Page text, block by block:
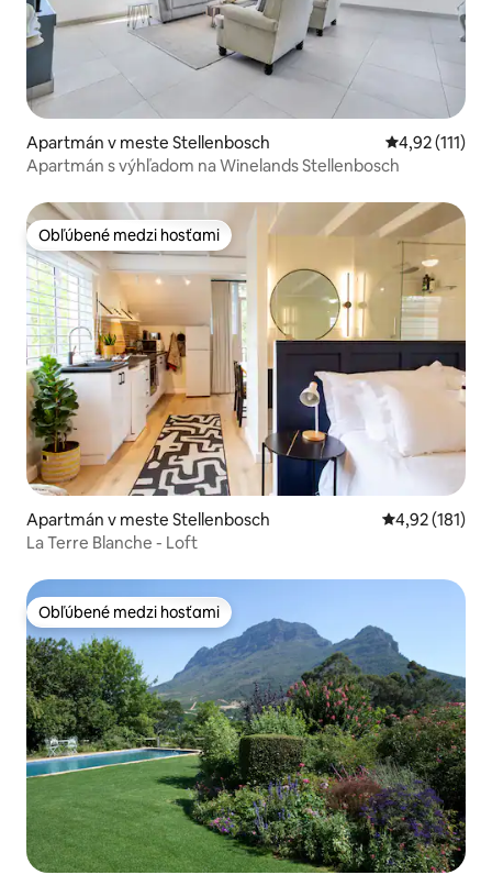
Apartmán v meste Stellenbosch Priemerné
4,92 (111)
Apartmán s výhľadom na Winelands Stellenbosch
Obľúbené medzi hosťami
Obľúbené medzi hosťami
Apartmán v meste Stellenbosch Priemerné
4,92 (181)
La Terre Blanche - Loft
Obľúbené medzi hosťami
Obľúbené medzi hosťami